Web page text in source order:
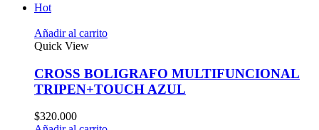
Hot
Añadir al carrito
Quick View
CROSS BOLIGRAFO MULTIFUNCIONAL
TRIPEN+TOUCH AZUL
$320.000